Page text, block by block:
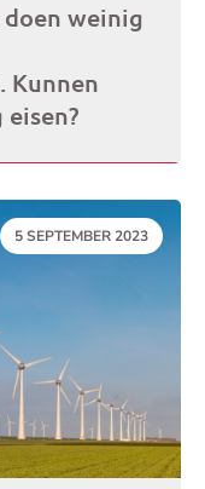
weinig
Kunnen
DATUM:
5 SEPTEMBER 2023